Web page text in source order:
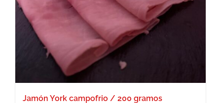
Jamón York campofrio / 200 gramos